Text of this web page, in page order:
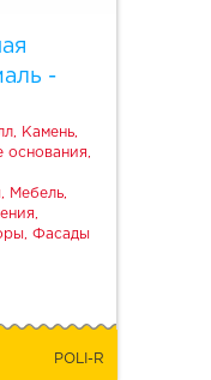
-
Камень,
основания,
Мебель,
Фасады
POLI-R